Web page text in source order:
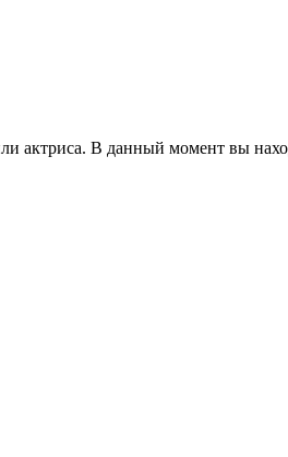
актриса. В данный момент вы